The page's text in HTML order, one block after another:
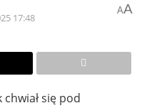
17:48
AA
się pod